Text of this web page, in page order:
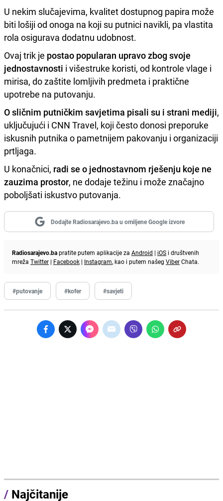
U nekim slučajevima, kvalitet dostupnog papira može
biti lošiji od onoga na koji su putnici navikli, pa vlastita
rola osigurava dodatnu udobnost.
Ovaj trik je postao popularan upravo zbog svoje
jednostavnosti i višestruke koristi, od kontrole vlage i
mirisa, do zaštite lomljivih predmeta i praktične
upotrebe na putovanju.
O sličnim putničkim savjetima pisali su i strani mediji,
uključujući i CNN Travel, koji često donosi preporuke
iskusnih putnika o pametnijem pakovanju i organizaciji
prtljaga.
U konačnici, radi se o jednostavnom rješenju koje ne
zauzima prostor, ne dodaje težinu i može značajno
poboljšati iskustvo putovanja.
Dodajte Radiosarajevo.ba u omiljene Google izvore
Radiosarajevo.bapratite putem aplikacije za Android | iOS i društvenih
mreža Twitter | Facebook | Instagram, kao i putem našeg ViberChata.
#putovanje #kofer #savjeti
/ Najčitanije